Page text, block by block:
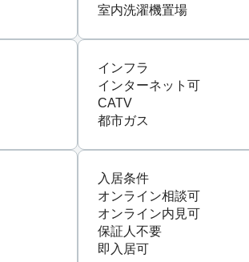
室内洗濯機置場
インフラ
インターネット可
CATV
都市ガス
入居条件
オンライン相談可
オンライン内見可
保証人不要
即入居可